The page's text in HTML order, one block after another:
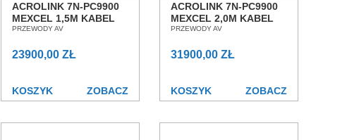
ACROLINK 7N-PC9900
MEXCEL 1,5M KABEL
ZASILAJĄCY SALON
PRZEWODY AV
23900,00 ZŁ
KOSZYK ZOBACZ
ACROLINK 7N-PC9900
MEXCEL 2,0M KABEL
ZASILAJĄCY SALON
PRZEWODY AV
31900,00 ZŁ
KOSZYK ZOBACZ